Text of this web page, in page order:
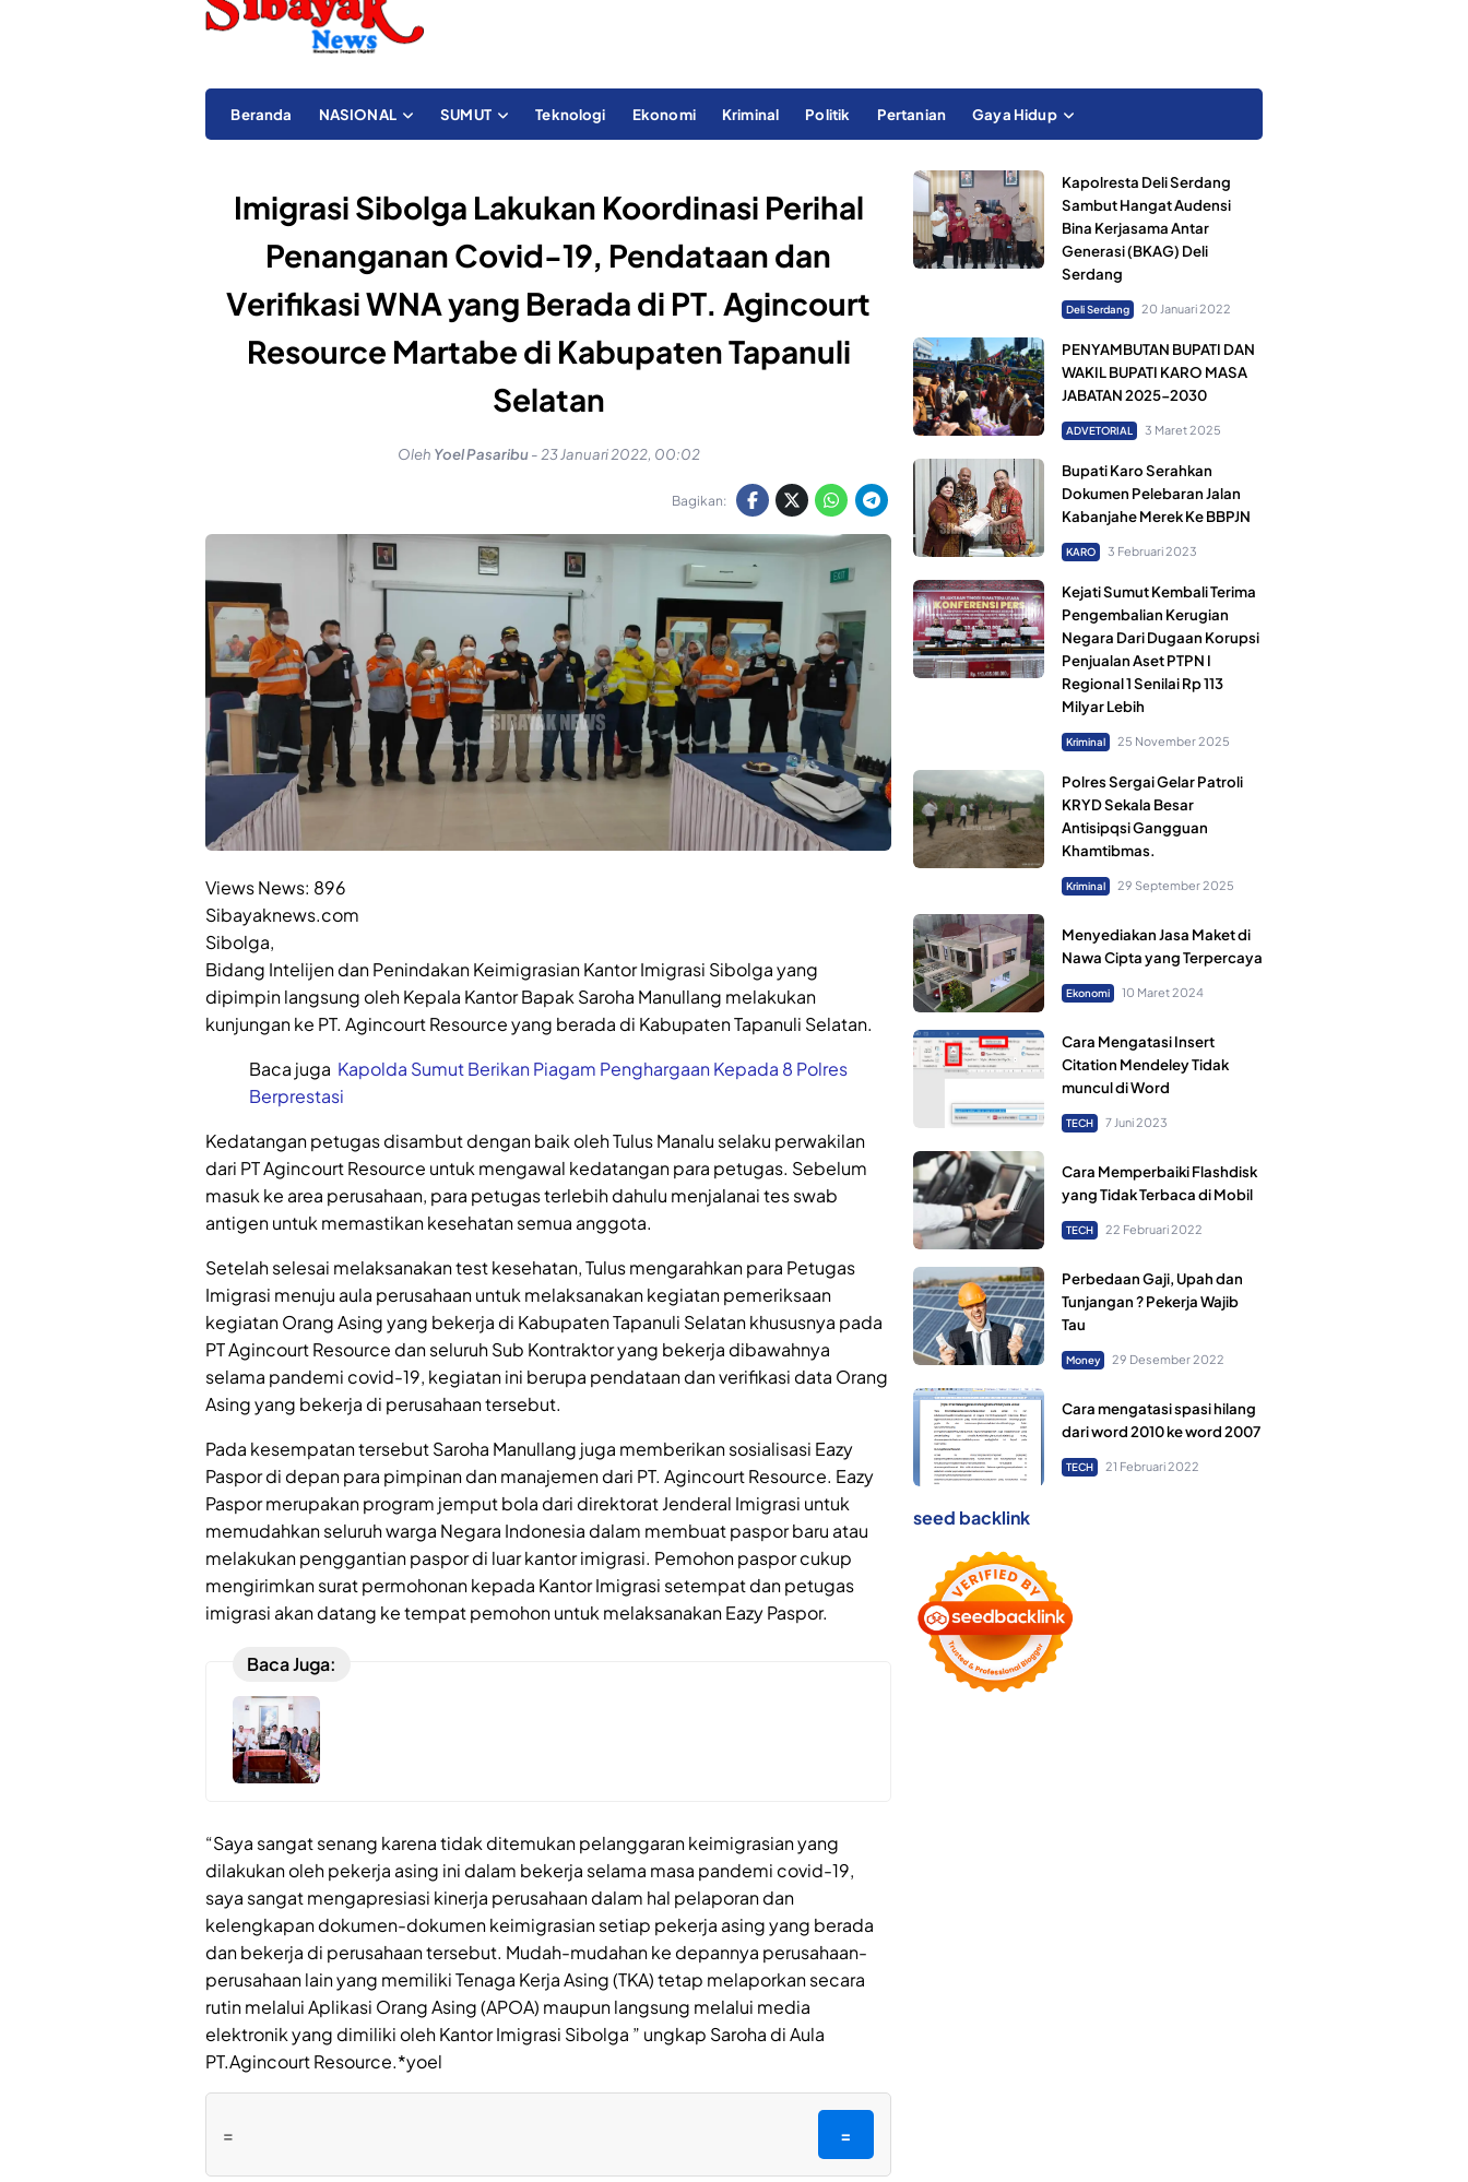
Beranda NASIONAL SUMUT Teknologi Ekonomi Kriminal Politik Pertanian Gaya Hidup
Imigrasi Sibolga Lakukan Koordinasi Perihal
Penanganan Covid-19, Pendataan dan
Verifikasi WNA yang Berada di PT. Agincourt
Resource Martabe di Kabupaten Tapanuli
Selatan
Oleh Yoel Pasaribu - 23 Januari 2022, 00:02
Bagikan:
Views News: 896
Sibayaknews.com
Sibolga,
Bidang Intelijen dan Penindakan Keimigrasian Kantor Imigrasi Sibolga yang
dipimpin langsung oleh Kepala Kantor Bapak Saroha Manullang melakukan
kunjungan ke PT. Agincourt Resource yang berada di Kabupaten Tapanuli Selatan.
Baca juga Kapolda Sumut Berikan Piagam Penghargaan Kepada 8 Polres
Berprestasi
Kedatangan petugas disambut dengan baik oleh Tulus Manalu selaku perwakilan
dari PT Agincourt Resource untuk mengawal kedatangan para petugas. Sebelum
masuk ke area perusahaan, para petugas terlebih dahulu menjalanai tes swab
antigen untuk memastikan kesehatan semua anggota.
Setelah selesai melaksanakan test kesehatan, Tulus mengarahkan para Petugas
Imigrasi menuju aula perusahaan untuk melaksanakan kegiatan pemeriksaan
kegiatan Orang Asing yang bekerja di Kabupaten Tapanuli Selatan khususnya pada
PT Agincourt Resource dan seluruh Sub Kontraktor yang bekerja dibawahnya
selama pandemi covid-19, kegiatan ini berupa pendataan dan verifikasi data Orang
Asing yang bekerja di perusahaan tersebut.
Pada kesempatan tersebut Saroha Manullang juga memberikan sosialisasi Eazy
Paspor di depan para pimpinan dan manajemen dari PT. Agincourt Resource. Eazy
Paspor merupakan program jemput bola dari direktorat Jenderal Imigrasi untuk
memudahkan seluruh warga Negara Indonesia dalam membuat paspor baru atau
melakukan penggantian paspor di luar kantor imigrasi. Pemohon paspor cukup
mengirimkan surat permohonan kepada Kantor Imigrasi setempat dan petugas
imigrasi akan datang ke tempat pemohon untuk melaksanakan Eazy Paspor.
Baca Juga:
“Saya sangat senang karena tidak ditemukan pelanggaran keimigrasian yang
dilakukan oleh pekerja asing ini dalam bekerja selama masa pandemi covid-19,
saya sangat mengapresiasi kinerja perusahaan dalam hal pelaporan dan
kelengkapan dokumen-dokumen keimigrasian setiap pekerja asing yang berada
dan bekerja di perusahaan tersebut. Mudah-mudahan ke depannya perusahaan-
perusahaan lain yang memiliki Tenaga Kerja Asing (TKA) tetap melaporkan secara
rutin melalui Aplikasi Orang Asing (APOA) maupun langsung melalui media
elektronik yang dimiliki oleh Kantor Imigrasi Sibolga ” ungkap Saroha di Aula
PT.Agincourt Resource.*yoel
= =
Kapolresta Deli Serdang
Sambut Hangat Audensi
Bina Kerjasama Antar
Generasi (BKAG) Deli
Serdang
Deli Serdang 20 Januari 2022
PENYAMBUTAN BUPATI DAN
WAKIL BUPATI KARO MASA
JABATAN 2025-2030
ADVETORIAL 3 Maret 2025
Bupati Karo Serahkan
Dokumen Pelebaran Jalan
Kabanjahe Merek Ke BBPJN
KARO 3 Februari 2023
Kejati Sumut Kembali Terima
Pengembalian Kerugian
Negara Dari Dugaan Korupsi
Penjualan Aset PTPN I
Regional 1 Senilai Rp 113
Milyar Lebih
Kriminal 25 November 2025
Polres Sergai Gelar Patroli
KRYD Sekala Besar
Antisipqsi Gangguan
Khamtibmas.
Kriminal 29 September 2025
Menyediakan Jasa Maket di
Nawa Cipta yang Terpercaya
Ekonomi 10 Maret 2024
Cara Mengatasi Insert
Citation Mendeley Tidak
muncul di Word
TECH 7 Juni 2023
Cara Memperbaiki Flashdisk
yang Tidak Terbaca di Mobil
TECH 22 Februari 2022
Perbedaan Gaji, Upah dan
Tunjangan ? Pekerja Wajib
Tau
Money 29 Desember 2022
Cara mengatasi spasi hilang
dari word 2010 ke word 2007
TECH 21 Februari 2022
seed backlink